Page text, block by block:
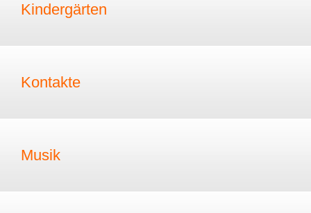
Kindergärten
Kontakte
Musik